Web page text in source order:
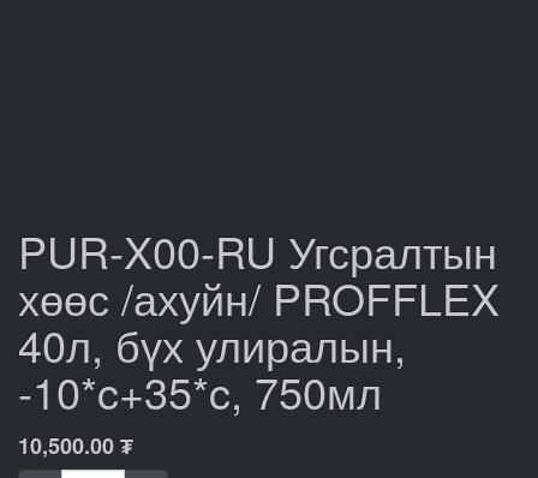
PUR-X00-RU Угсралтын
хөөс /ахуйн/ PROFFLEX
40л, бүх улиралын,
-10*c+35*c, 750мл
10,500.00₮